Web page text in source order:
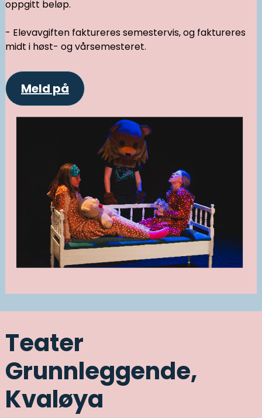
oppgitt beløp.
- Elevavgiften faktureres semestervis, og faktureres
midt i høst- og vårsemesteret.
Meld på
Teater
Grunnleggende,
Kvaløya